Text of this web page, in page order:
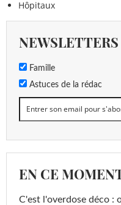
Hôpitaux
NEWSLETTERS
Famille
Astuces de la rédac
EN CE
C'est l'overdose déco :